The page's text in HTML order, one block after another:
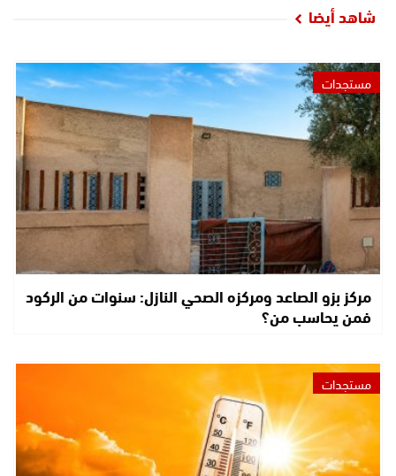
شاهد أيضا
مستجدات
مركز بزو الصاعد ومركزه الصحي النازل: سنوات من الركود
فمن يحاسب من؟
مستجدات